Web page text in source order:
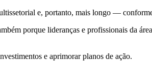
e, portanto, mais longo —
porque lideranças e profissionais da
e aprimorar planos de ação.